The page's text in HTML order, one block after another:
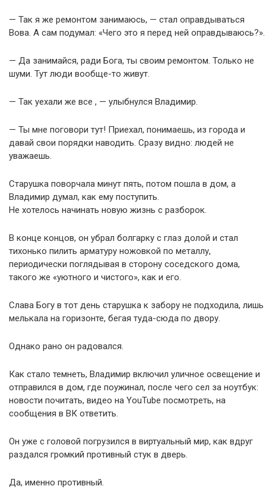
— Так я же ремонтом занимаюсь, — стал оправдываться
Вова. А сам подумал: «Чего это я перед ней оправдываюсь?».
— Да занимайся, ради Бога, ты своим ремонтом. Только не
шуми. Тут люди вообще-то живут.
— Так уехали же все , — улыбнулся Владимир.
— Ты мне поговори тут! Приехал, понимаешь, из города и
давай свои порядки наводить. Сразу видно: людей не
уважаешь.
Старушка поворчала минут пять, потом пошла в дом, а
Владимир думал, как ему поступить.
Не хотелось начинать новую жизнь с разборок.
В конце концов, он убрал болгарку с глаз долой и стал
тихонько пилить арматуру ножовкой по металлу,
периодически поглядывая в сторону соседского дома,
такого же «уютного и чистого», как и его.
Слава Богу в тот день старушка к забору не подходила, лишь
мелькала на горизонте, бегая туда-сюда по двору.
Однако рано он радовался.
Как стало темнеть, Владимир включил уличное освещение и
отправился в дом, где поужинал, после чего сел за ноутбук:
новости почитать, видео на YouTube посмотреть, на
сообщения в ВК ответить.
Он уже с головой погрузился в виртуальный мир, как вдруг
раздался громкий противный стук в дверь.
Да, именно противный.